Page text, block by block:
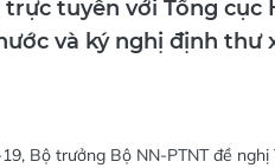
tuyến với Tổng cục
và ký nghị định
Bộ trưởng Bộ NN-PTNT đề